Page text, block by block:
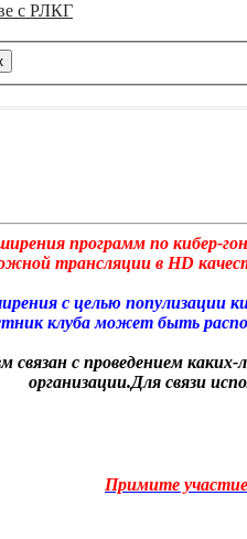
с РЛКГ
программ по кибер-
трансляции в HD
с целью популизации
клуба может быть
связан с проведением
организации.Для связи
Примите